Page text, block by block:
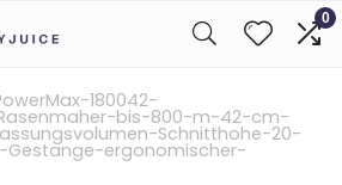
0
180042-
bis-800-m-42-cm-
Schnitthohe-20-
ergonomischer-